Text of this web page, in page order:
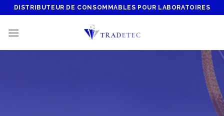
Skip
content
DISTRIBUTEUR DE CONSOMMABLES POUR LABORATOIRES